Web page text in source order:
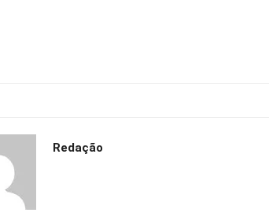
Redação